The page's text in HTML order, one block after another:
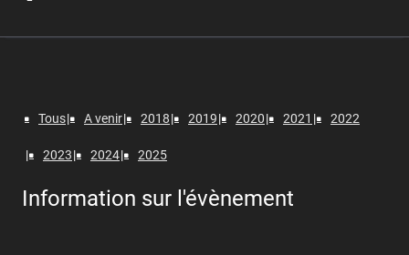
Tous A venir 2018 2019 2020 2021 2022
2023 2024 2025
Information sur l'évènement